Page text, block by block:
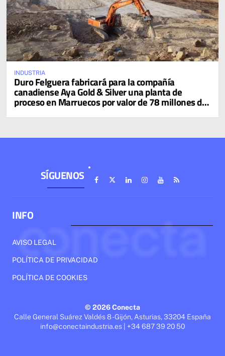
INDUSTRIA
Duro Felguera fabricará para la compañía
canadiense Aya Gold & Silver una planta de
proceso en Marruecos por valor de 78 millones de
dólares
SÍGUENOS
INFO
AVISO LEGAL
POLÍTICA DE PRIVACIDAD
POLÍTICA DE COOKIES
© 2026 Conecta
Calle General Suárez Valdés 8 - Gijón, Asturias, 33204 España
info@conectaindustria.es | +34 687 39 20 50